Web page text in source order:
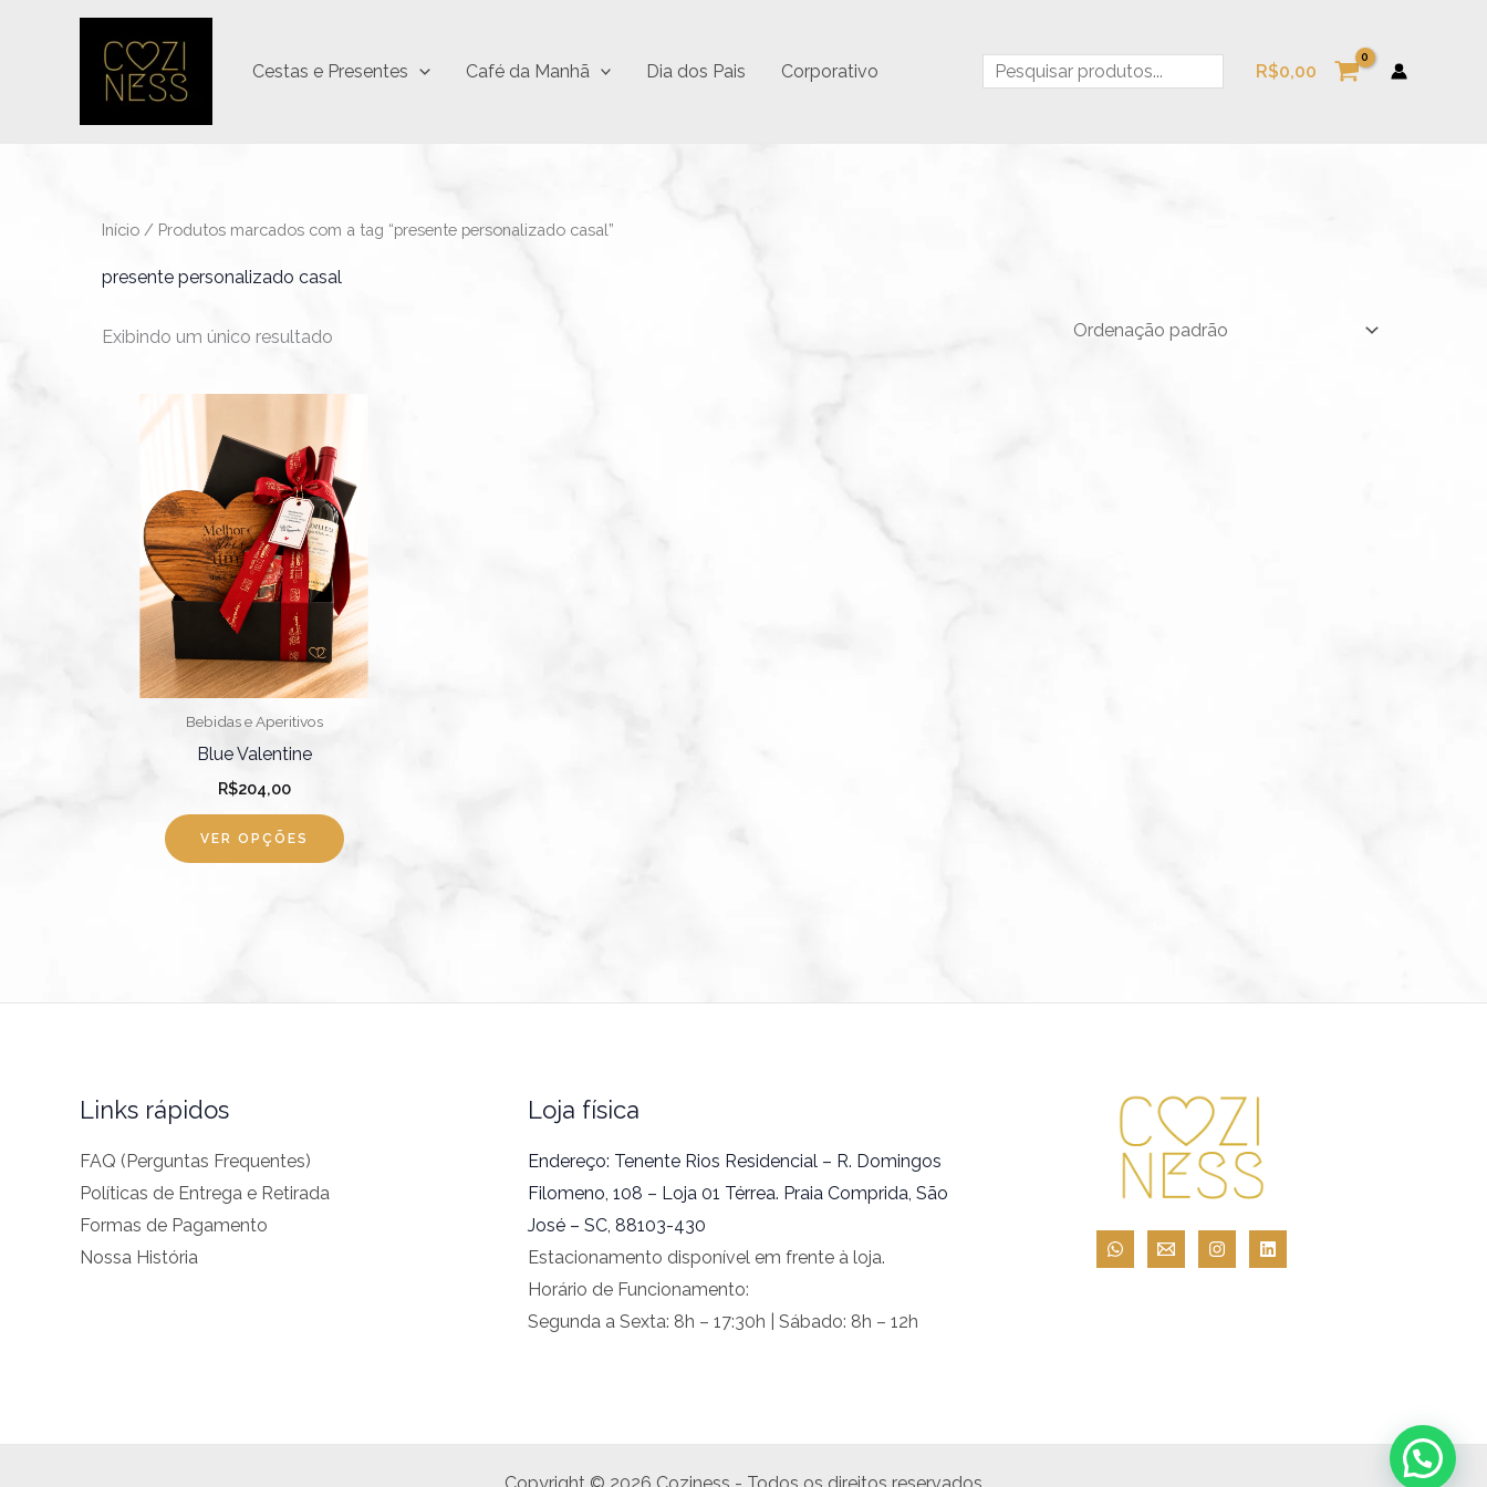
Cestas e Presentes Café da Manhã Dia dos Pais Corporativo R$0,00
Início / Produtos marcados com a tag “presente personalizado casal”
presente personalizado casal
Exibindo um único resultado
Bebidas e Aperitivos
Blue Valentine
R$204,00
VER OPÇÕES
Links rápidos
FAQ (Perguntas Frequentes)
Políticas de Entrega e Retirada
Formas de Pagamento
Nossa História
Loja física
Endereço: Tenente Rios Residencial – R. Domingos
Filomeno, 108 – Loja 01 Térrea. Praia Comprida, São
José – SC, 88103-430
Estacionamento disponível em frente à loja.
Horário de Funcionamento:
Segunda a Sexta: 8h – 17:30h | Sábado: 8h – 12h